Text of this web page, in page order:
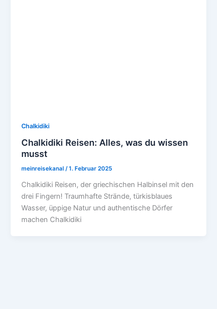
Chalkidiki
Chalkidiki Reisen: Alles, was du wissen
musst
meinreisekanal/1. Februar 2025
Chalkidiki Reisen, der griechischen Halbinsel mit den
drei Fingern! Traumhafte Strände, türkisblaues
Wasser, üppige Natur und authentische Dörfer
machen Chalkidiki